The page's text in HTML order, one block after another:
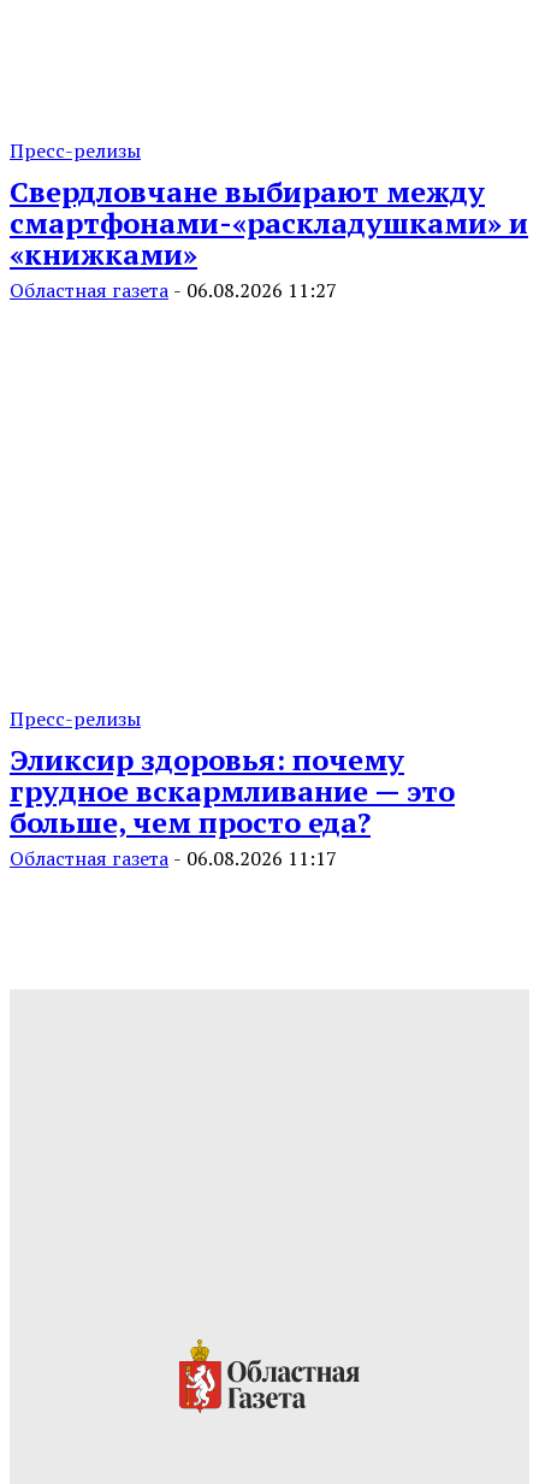
Пресс-релизы
Свердловчане выбирают между
смартфонами-«раскладушками» и
«книжками»
Областная газета - 06.08.2026 11:27
Пресс-релизы
Эликсир здоровья: почему
грудное вскармливание — это
больше, чем просто еда?
Областная газета - 06.08.2026 11:17